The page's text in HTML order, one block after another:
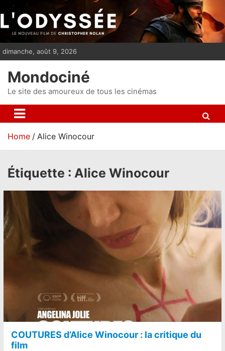
i
p
t
n
t
dimanche, août 9, 2026
Mondociné
Le site des amoureux de tous les cinémas
Home Alice Winocour
Étiquette : Alice Winocour
COUTURES d’Alice Winocour : la critique du
film